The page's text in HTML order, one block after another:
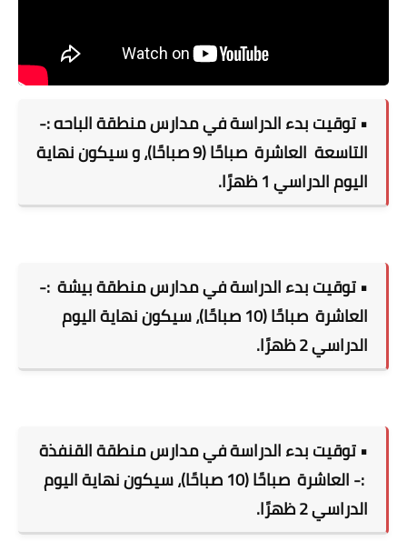
• توقيت بدء الدراسة في مدارس منطقة الباحه :-
التاسعة العاشرة
صباحًا (9 صباحًا)، و سيكون نهاية
اليوم الدراسي 1 ظهرًا.
• توقيت بدء الدراسة في مدارس منطقة بيشة :-
العاشرة
صباحًا (10 صباحًا)، سيكون نهاية اليوم
الدراسي 2 ظهرًا.
• توقيت بدء الدراسة في مدارس منطقة القنفذة
:- العاشرة
صباحًا (10 صباحًا)، سيكون نهاية اليوم
الدراسي 2 ظهرًا.